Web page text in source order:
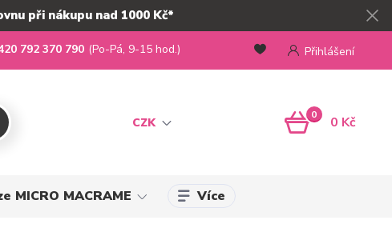
při nákupu nad 1000 Kč*
CZK
Přihlášení
792 370 790 (Po-Pá, 9-15 hod.)
0 0 Kč
MICRO MACRAME Více